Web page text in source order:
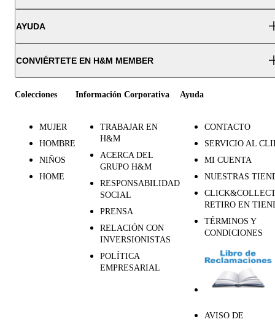
AYUDA
CONVIÉRTETE EN H&M MEMBER
Colecciones
MUJER
HOMBRE
NIÑOS
HOME
Información Corporativa
TRABAJAR EN
H&M
ACERCA DEL
GRUPO H&M
RESPONSABILIDAD
SOCIAL
PRENSA
RELACIÓN CON
INVERSIONISTAS
POLÍTICA
EMPRESARIAL
Ayuda
CONTACTO
SERVICIO AL
MI CUENTA
NUESTRAS
RETIRO EN
TÉRMINOS Y
CONDICIONES
AVISO DE